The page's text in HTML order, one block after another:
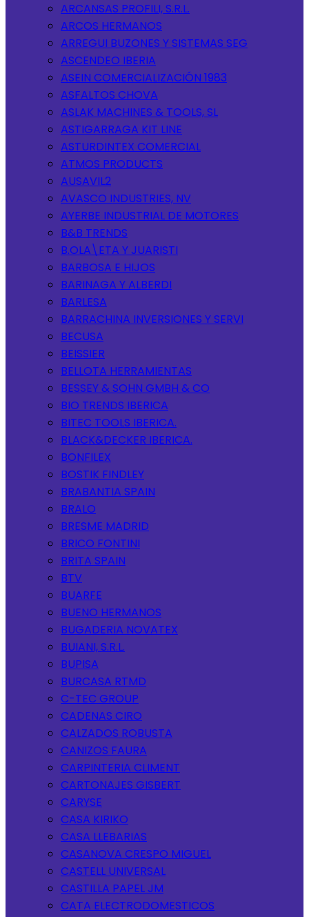
ARCANSAS PROFILI, S.R.L.
ARCOS HERMANOS
ARREGUI BUZONES Y SISTEMAS SEG
ASCENDEO IBERIA
ASEIN COMERCIALIZACIÓN 1983
ASFALTOS CHOVA
ASLAK MACHINES & TOOLS, SL
ASTIGARRAGA KIT LINE
ASTURDINTEX COMERCIAL
ATMOS PRODUCTS
AUSAVIL2
AVASCO INDUSTRIES, NV
AYERBE INDUSTRIAL DE MOTORES
B&B TRENDS
B.OLA\ETA Y JUARISTI
BARBOSA E HIJOS
BARINAGA Y ALBERDI
BARLESA
BARRACHINA INVERSIONES Y SERVI
BECUSA
BEISSIER
BELLOTA HERRAMIENTAS
BESSEY & SOHN GMBH & CO
BIO TRENDS IBERICA
BITEC TOOLS IBERICA.
BLACK&DECKER IBERICA.
BONFILEX
BOSTIK FINDLEY
BRABANTIA SPAIN
BRALO
BRESME MADRID
BRICO FONTINI
BRITA SPAIN
BTV
BUARFE
BUENO HERMANOS
BUGADERIA NOVATEX
BUIANI, S.R.L.
BUPISA
BURCASA RTMD
C-TEC GROUP
CADENAS CIRO
CALZADOS ROBUSTA
CANIZOS FAURA
CARPINTERIA CLIMENT
CARTONAJES GISBERT
CARYSE
CASA KIRIKO
CASA LLEBARIAS
CASANOVA CRESPO MIGUEL
CASTELL UNIVERSAL
CASTILLA PAPEL JM
CATA ELECTRODOMESTICOS